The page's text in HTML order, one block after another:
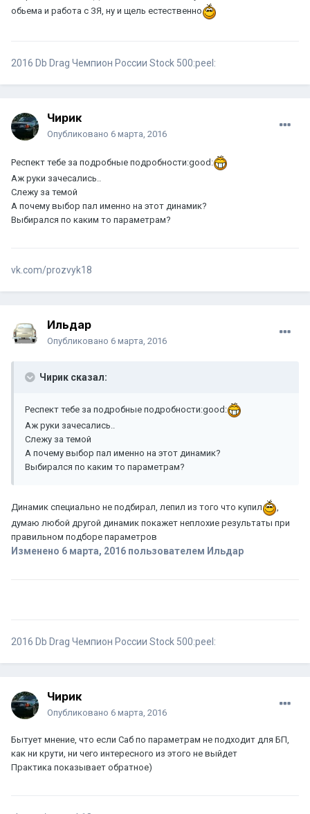
обьема и работа с ЗЯ, ну и щель естественно
2016 Db Drag Чемпион России Stock 500:peel:
Чирик
Опубликовано 6 марта, 2016
Респект тебе за подробные подробности:good:
Аж руки зачесались..
Слежу за темой
А почему выбор пал именно на этот динамик?
Выбирался по каким то параметрам?
vk.com/prozvyk18
Ильдар
Опубликовано 6 марта, 2016
Чирик сказал:
Респект тебе за подробные подробности:good:
Аж руки зачесались..
Слежу за темой
А почему выбор пал именно на этот динамик?
Выбирался по каким то параметрам?
Динамик специально не подбирал, лепил из того что купил
,
думаю любой другой динамик покажет неплохие результаты при
правильном подборе параметров
Изменено 6 марта, 2016 пользователем Ильдар
2016 Db Drag Чемпион России Stock 500:peel:
Чирик
Опубликовано 6 марта, 2016
Бытует мнение, что если Саб по параметрам не подходит для БП,
как ни крути, ни чего интересного из этого не выйдет
Практика показывает обратное)